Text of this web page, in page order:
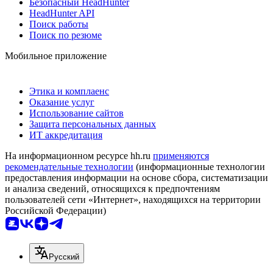
HeadHunter API
Поиск работы
Поиск по резюме
Мобильное приложение
Этика и комплаенс
Оказание услуг
Использование сайтов
Защита персональных данных
ИТ аккредитация
На информационном ресурсе hh.ru применяются
рекомендательные технологии (информационные технологии
предоставления информации на основе сбора, систематизации
и анализа сведений, относящихся к предпочтениям
пользователей сети «Интернет», находящихся на территории
Российской Федерации)
Русский